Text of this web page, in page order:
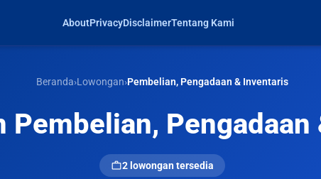
AboutPrivacyDisclaimerTentang Kami
Beranda›Lowongan›Pembelian, Pengadaan & Inventaris
Pembelian,
work2 lowongan tersedia